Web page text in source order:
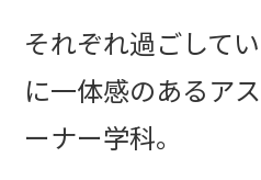
それぞれ過ごして
に一体感のあるア
ーナー学科。